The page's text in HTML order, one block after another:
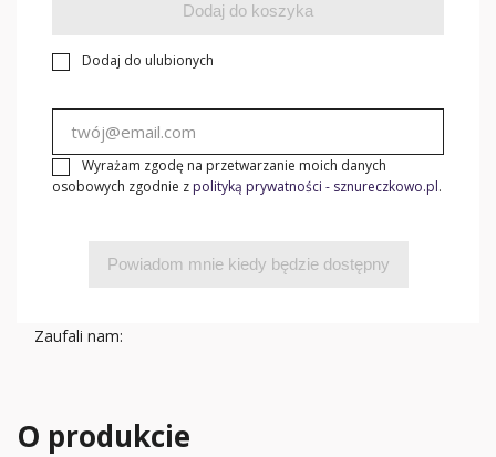
Dodaj do koszyka
Dodaj do ulubionych
Wyrażam zgodę na przetwarzanie moich danych
osobowych zgodnie z polityką prywatności - sznureczkowo.pl.
Powiadom mnie kiedy będzie dostępny
Zaufali nam:
O produkcie